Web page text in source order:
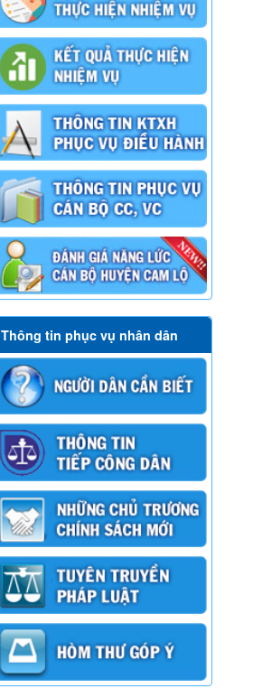
Thông tin phục vụ nhân dân